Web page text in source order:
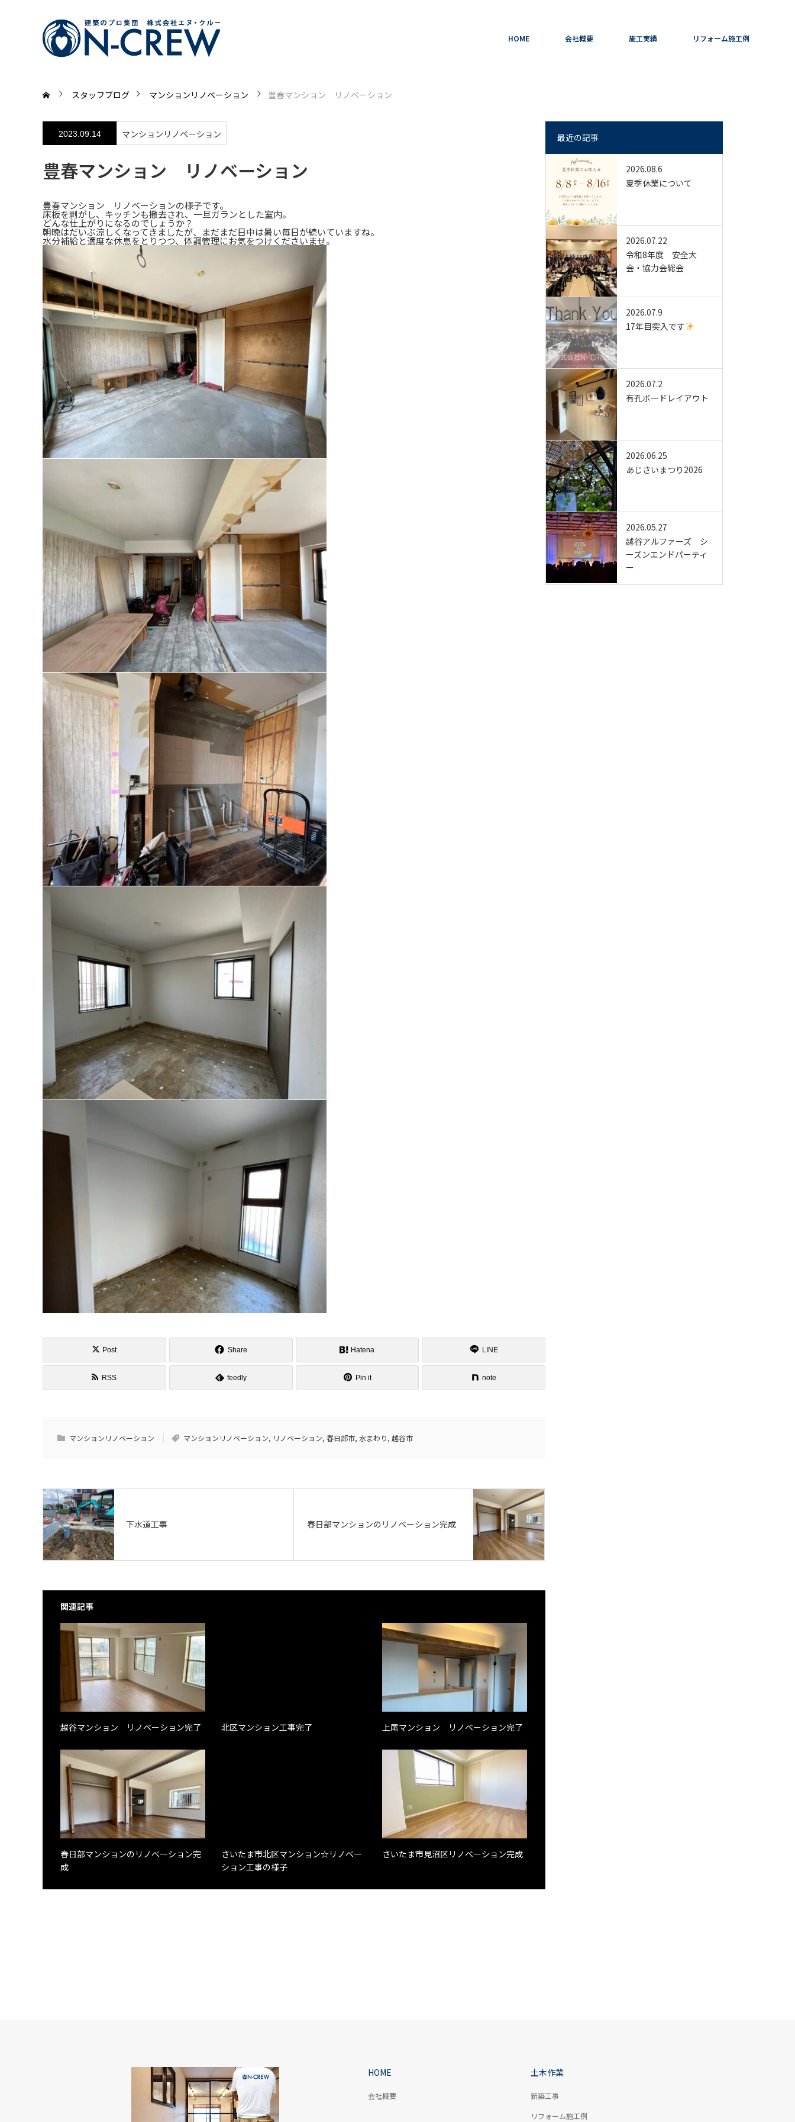
HOME 会社概要 施工実績 リフォーム施工例
スタッフブログ マンションリノベーション 豊春マンション リノベーション
2023.09.14 マンションリノベーション
豊春マンション リノベーション
豊春マンション リノベーションの様子です。
床板を剥がし、キッチンも撤去され、一旦ガランとした室内。
どんな仕上がりになるのでしょうか？
朝晩はだいぶ涼しくなってきましたが、まだまだ日中は暑い毎日が続いていますね。
水分補給と適度な休息をとりつつ、体調管理にお気をつけくださいませ。
Post Share Hatena LINE
RSS feedly Pin it note
マンションリノベーション マンションリノベーション, リノベーション, 春日部市, 水まわり, 越谷市
下水道工事 春日部マンションのリノベーション完成
関連記事
越谷マンション リノベーション完了 北区マンション工事完了 上尾マンション リノベーション完了
春日部マンションのリノベーション完
成
さいたま市北区マンション☆リノベー
ション工事の様子
さいたま市見沼区リノベーション完成
最近の記事
2026.08.6
夏季休業について
2026.07.22
令和8年度 安全大
会・協力会総会
2026.07.9
17年目突入です
2026.07.2
有孔ボードレイアウト
2026.06.25
あじさいまつり2026
2026.05.27
越谷アルファーズ シ
ーズンエンドパーティ
ー
HOME
会社概要
土木作業
新築工事
リフォーム施工例